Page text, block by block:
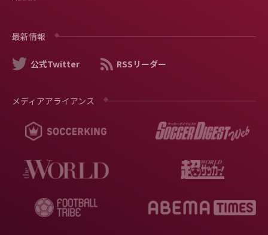
最新情報
公式Twitter RSSリーダー
メディアアライアンス